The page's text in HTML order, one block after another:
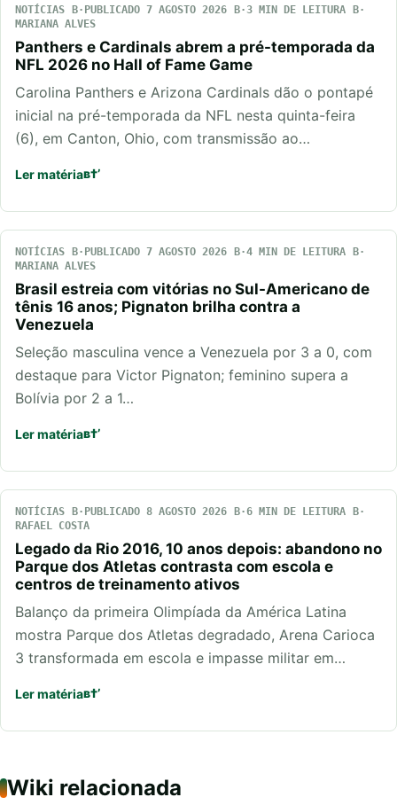
NOTÍCIAS PUBLICADO 7 AGOSTO 2026
3 MIN DE LEITURA
MARIANA ALVES
Panthers e Cardinals abrem a pré-temporada da
NFL 2026 no Hall of Fame Game
Carolina Panthers e Arizona Cardinals dão o pontapé
inicial na pré-temporada da NFL nesta quinta-feira
(6), em Canton, Ohio, com transmissão ao…
Ler matéria
NOTÍCIAS PUBLICADO 7 AGOSTO 2026
4 MIN DE LEITURA
MARIANA ALVES
Brasil estreia com vitórias no Sul-Americano de
tênis 16 anos; Pignaton brilha contra a
Venezuela
Seleção masculina vence a Venezuela por 3 a 0, com
destaque para Victor Pignaton; feminino supera a
Bolívia por 2 a 1…
Ler matéria
NOTÍCIAS PUBLICADO 8 AGOSTO 2026
6 MIN DE LEITURA
RAFAEL COSTA
Legado da Rio 2016, 10 anos depois: abandono no
Parque dos Atletas contrasta com escola e
centros de treinamento ativos
Balanço da primeira Olimpíada da América Latina
mostra Parque dos Atletas degradado, Arena Carioca
3 transformada em escola e impasse militar em…
Ler matéria
Wiki relacionada